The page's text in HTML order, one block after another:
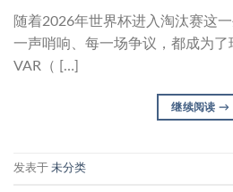
随着2026年世界杯进入淘汰赛这
一声哨响、每一场争议，都成为了
VAR（ […]
继续阅读→
发表于 未分类